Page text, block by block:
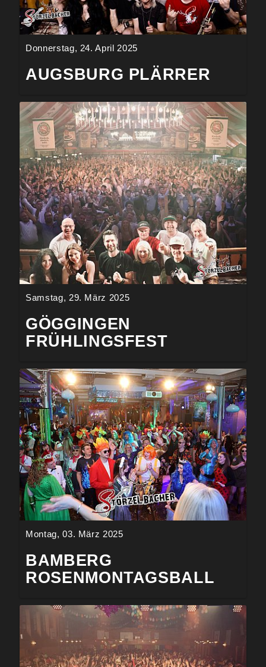
Donnerstag, 24. April 2025
AUGSBURG PLÄRRER
Samstag, 29. März 2025
GÖGGINGEN
FRÜHLINGSFEST
Montag, 03. März 2025
BAMBERG
ROSENMONTAGSBALL